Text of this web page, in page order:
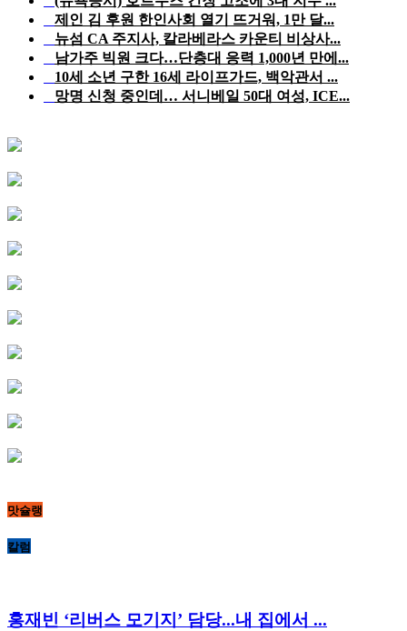
제인 김 후원 한인사회 열기 뜨거워, 1만 달...
뉴섬 CA 주지사, 칼라베라스 카운티 비상사...
남가주 빅원 크다…단층대 응력 1,000년 만에...
10세 소년 구한 16세 라이프가드, 백악관서 ...
망명 신청 중인데… 서니베일 50대 여성, ICE...
맛슐랭
칼럼
홍재빈 ‘리버스 모기지’ 담당...내 집에서 ...